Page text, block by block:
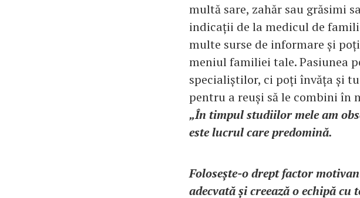
multă sare, zahăr sau grăsimi
indicații de la medicul de
multe surse de informare și
meniul familiei tale. Pasiunea
specialiștilor, ci poți învăța și
pentru a reuși să le combini în
„În timpul studiilor mele am
este lucrul care predomină.
Folosește-o drept factor
adecvată și creează o echipă